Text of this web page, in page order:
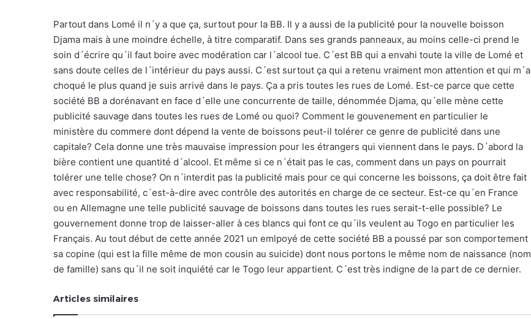
Partout dans Lomé il n´y a que ça, surtout pour la BB. Il y a aussi de la publicité pour la nouvelle boisson
Djama mais à une moindre échelle, à titre comparatif. Dans ses grands panneaux, au moins celle-ci prend le
soin d´écrire qu´il faut boire avec modération car l´alcool tue. C´est BB qui a envahi toute la ville de Lomé et
sans doute celles de l´intérieur du pays aussi. C´est surtout ça qui a retenu vraiment mon attention et qui m´a
choqué le plus quand je suis arrivé dans le pays. Ça a pris toutes les rues de Lomé. Est-ce parce que cette
société BB a dorénavant en face d´elle une concurrente de taille, dénommée Djama, qu´elle mène cette
publicité sauvage dans toutes les rues de Lomé ou quoi? Comment le gouvenement en particulier le
ministère du commere dont dépend la vente de boissons peut-il tolérer ce genre de publicité dans une
capitale? Cela donne une très mauvaise impression pour les étrangers qui viennent dans le pays. D´abord la
bière contient une quantité d´alcool. Et même si ce n´était pas le cas, comment dans un pays on pourrait
tolérer une telle chose? On n´interdit pas la publicité mais pour ce qui concerne les boissons, ça doit être fait
avec responsabilité, c´est-à-dire avec contrôle des autorités en charge de ce secteur. Est-ce qu´en France
ou en Allemagne une telle publicité sauvage de boissons dans toutes les rues serait-t-elle possible? Le
gouvernement donne trop de laisser-aller à ces blancs qui font ce qu´ils veulent au Togo en particulier les
Français. Au tout début de cette année 2021 un emlpoyé de cette société BB a poussé par son comportement
sa copine (qui est la fille même de mon cousin au suicide) dont nous portons le même nom de naissance (nom
de famille) sans qu´il ne soit inquiété car le Togo leur appartient. C´est très indigne de la part de ce dernier.
Articles similaires